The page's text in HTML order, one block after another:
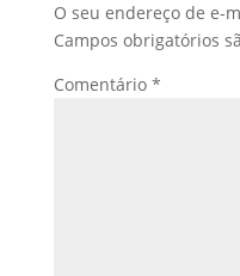
O seu endereço de e-
Campos obrigatórios
Comentário *